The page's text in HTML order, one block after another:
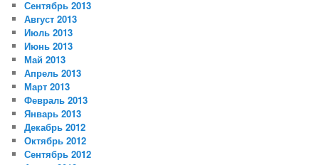
Сентябрь 2013
Август 2013
Июль 2013
Июнь 2013
Май 2013
Апрель 2013
Март 2013
Февраль 2013
Январь 2013
Декабрь 2012
Октябрь 2012
Сентябрь 2012